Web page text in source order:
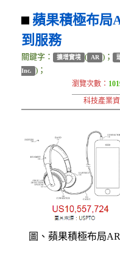
蘋果積極布局
到服務
關鍵字： 擴增實境 ( AR )；
Inc.
)；
瀏覽次數：
科技產業
圖、蘋果積極布局